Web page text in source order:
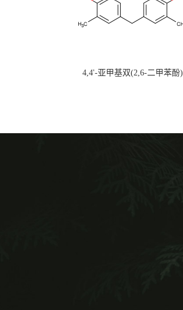
4,4'-亚甲基双(2,6-二甲苯酚)